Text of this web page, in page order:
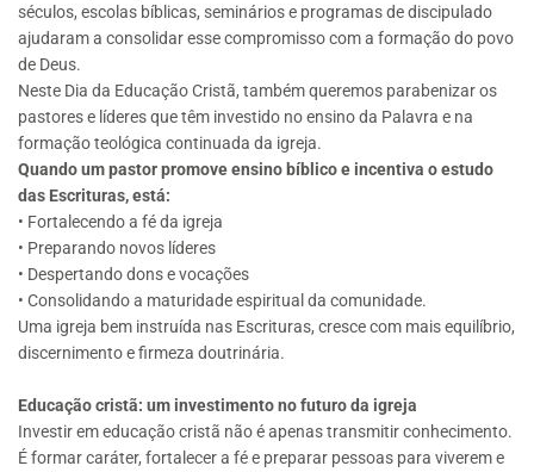
séculos, escolas bíblicas, seminários e programas de discipulado
ajudaram a consolidar esse compromisso com a formação do povo
de Deus.
Neste Dia da Educação Cristã, também queremos parabenizar os
pastores e líderes que têm investido no ensino da Palavra e na
formação teológica continuada da igreja.
Quando um pastor promove ensino bíblico e incentiva o estudo
das Escrituras, está:
• Fortalecendo a fé da igreja
• Preparando novos líderes
• Despertando dons e vocações
• Consolidando a maturidade espiritual da comunidade.
Uma igreja bem instruída nas Escrituras, cresce com mais equilíbrio,
discernimento e firmeza doutrinária.
Educação cristã: um investimento no futuro da igreja
Investir em educação cristã não é apenas transmitir conhecimento.
É formar caráter, fortalecer a fé e preparar pessoas para viverem e